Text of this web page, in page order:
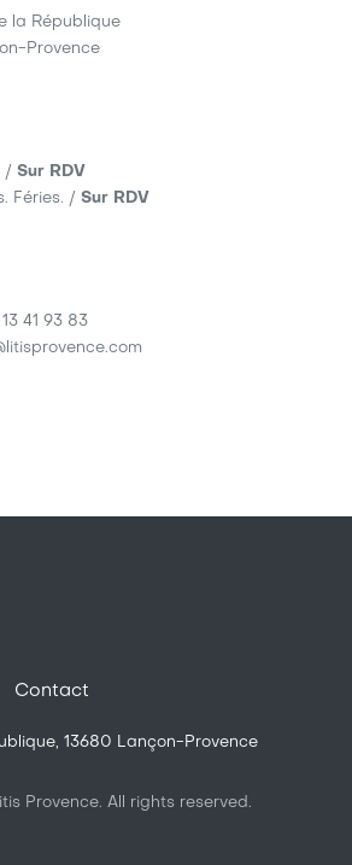
la République
Provence
/ Sur RDV
Féries. / Sur RDV
41 93 83
Contact
13680 Lançon-Provence
Provence. All rights reserved.